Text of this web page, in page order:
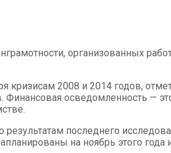
организованных
кризисам 2008 и 2014 годов,
осведомленность —
последнего
на ноябрь этого